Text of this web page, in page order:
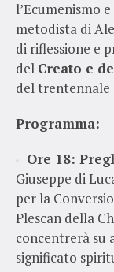
l’Ecumenismo
metodista di
di riflessione e
del Creato e
del trentennale
Programma:
Ore 18:
Giuseppe di
per la
Plescan della
concentrerà su
significato